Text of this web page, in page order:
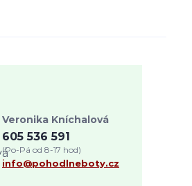
Veronika Kníchalová
605 536 591
(Po-Pá od 8-17 hod)
info@pohodlneboty.cz